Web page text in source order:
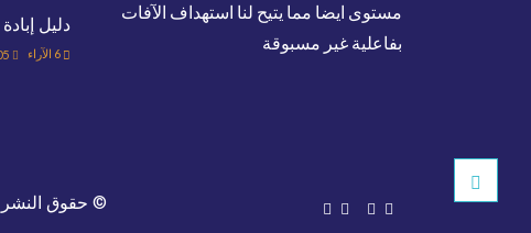
مستوى ايضا مما يتيح لنا استهداف الآفات
بفاعلية غير مسبوقة
دليل
05 الآراء
© حقوق